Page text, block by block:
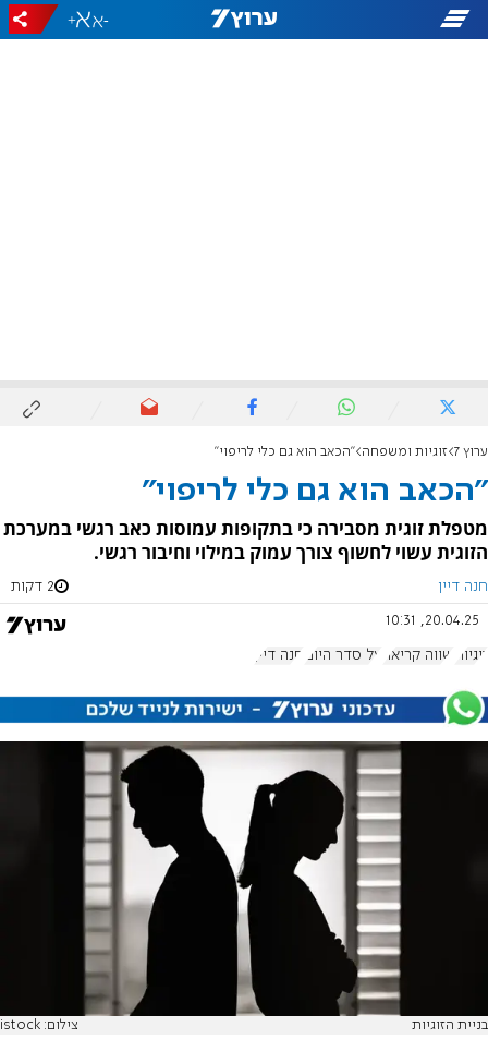
-
+
ערוץ 7 זוגיות ומשפחה "הכאב הוא גם כלי לריפוי"
"הכאב הוא גם כלי לריפוי"
מטפלת זוגית מסבירה כי בתקופות עמוסות כאב רגשי במערכת
הזוגית עשוי לחשוף צורך עמוק במילוי וחיבור רגשי.
חנה דיין 2 דקות
20.04.25, 10:31
זוגיות שווה קריאה על סדר היום חנה דיין
בניית הזוגיות צילום: istock